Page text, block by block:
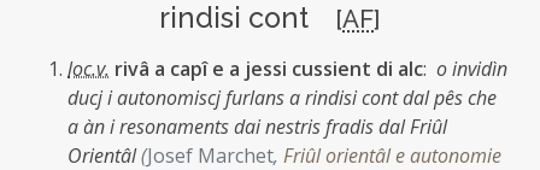
rindisi cont [AF]
loc.v. rivâ a capî e a jessi cussient di alc: o invidìn
ducj i autonomiscj furlans a rindisi cont dal pês che
a àn i resonaments dai nestris fradis dal Friûl
Orientâl(Josef Marchet, Friûl orientâl e autonomie